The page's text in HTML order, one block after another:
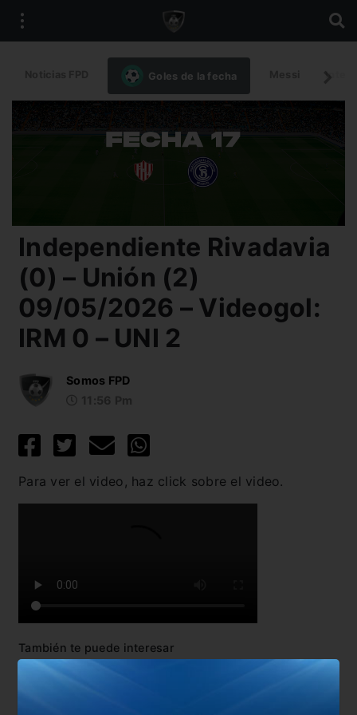
Goles de la fecha
Independiente Rivadavia
(0) – Unión (2)
09/05/2026 – Videogol:
IRM 0 – UNI 2
Somos FPD
Para ver el video, haz click sobre el video.
También te puede interesar
No hay artículos relacionados.